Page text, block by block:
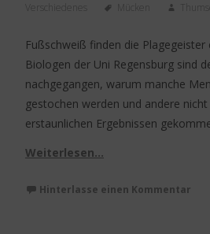
Verschiedenes
Fußschweiß finden die
Biologen der Uni Regensburg sind
nachgegangen, warum manche
gestochen werden und andere
erstaunlichen Ergebnissen
Weiterlesen…
Hinterlasse einen Kommentar